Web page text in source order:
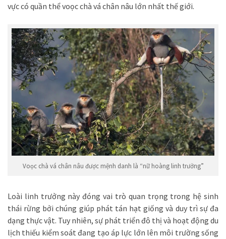
vực có quần thể voọc chà vá chân nâu lớn nhất thế giới.
Voọc chà vá chân nâu được mệnh danh là “nữ hoàng linh trưởng”
Loài linh trưởng này đóng vai trò quan trọng trong hệ sinh
thái rừng bởi chúng giúp phát tán hạt giống và duy trì sự đa
dạng thực vật. Tuy nhiên, sự phát triển đô thị và hoạt động du
lịch thiếu kiểm soát đang tạo áp lực lớn lên môi trường sống